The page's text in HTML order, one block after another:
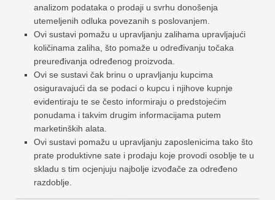
analizom podataka o prodaji u svrhu donošenja
utemeljenih odluka povezanih s poslovanjem.
Ovi sustavi pomažu u upravljanju zalihama upravljajući
količinama zaliha, što pomaže u određivanju točaka
preuređivanja određenog proizvoda.
Ovi se sustavi čak brinu o upravljanju kupcima
osiguravajući da se podaci o kupcu i njihove kupnje
evidentiraju te se često informiraju o predstojećim
ponudama i takvim drugim informacijama putem
marketinških alata.
Ovi sustavi pomažu u upravljanju zaposlenicima tako što
prate produktivne sate i prodaju koje provodi osoblje te u
skladu s tim ocjenjuju najbolje izvođače za određeno
razdoblje.